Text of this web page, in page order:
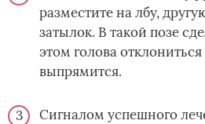
разместите на лбу,
затылок. В такой позе
этом голова
выпрямится.
Сигналом успешного